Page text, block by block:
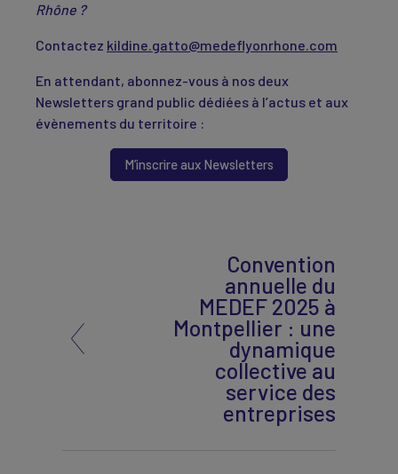
Rhône ?
Contactez kildine.gatto@medeflyonrhone.com
En attendant, abonnez-vous à nos deux
Newsletters grand public dédiées à l’actus et aux
évènements du territoire :
M’inscrire aux Newsletters
Convention
annuelle du
MEDEF 2025 à
Montpellier : une
dynamique
collective au
service des
entreprises